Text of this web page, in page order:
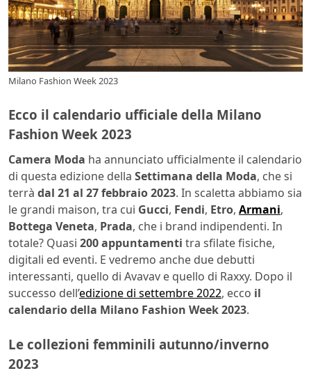
Milano Fashion Week 2023
Ecco il calendario ufficiale della Milano
Fashion Week 2023
Camera Moda ha annunciato ufficialmente il calendario
di questa edizione della Settimana della Moda, che si
terrà dal 21 al 27 febbraio 2023. In scaletta abbiamo sia
le grandi maison, tra cui Gucci, Fendi, Etro, Armani,
Bottega Veneta, Prada, che i brand indipendenti. In
totale? Quasi 200 appuntamenti tra sfilate fisiche,
digitali ed eventi. E vedremo anche due debutti
interessanti, quello di Avavav e quello di Raxxy. Dopo il
successo dell’edizione di settembre 2022, ecco il
calendario della Milano Fashion Week 2023.
Le collezioni femminili autunno/inverno
2023